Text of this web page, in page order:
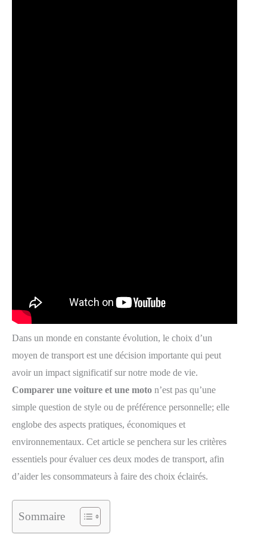
Dans un monde en constante évolution, le choix d’un
moyen de transport est une décision importante qui peut
avoir un impact significatif sur notre mode de vie.
Comparer une voiture et une moto n’est pas qu’une
simple question de style ou de préférence personnelle; elle
englobe des aspects pratiques, économiques et
environnementaux. Cet article se penchera sur les critères
essentiels pour évaluer ces deux modes de transport, afin
d’aider les consommateurs à faire des choix éclairés.
Sommaire